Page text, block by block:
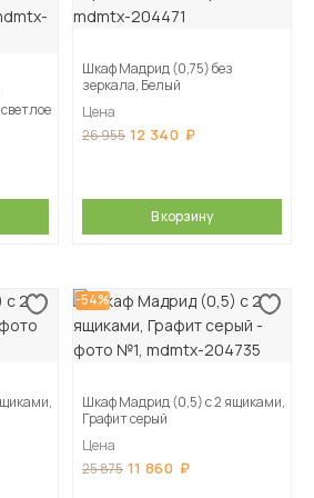
Шкаф Мадрид (0,75) без
зеркала, Белый
Цена
26 955 12 340
В корзину
-54%
Шкаф Мадрид (0,5) с 2 ящиками,
Графит серый
Цена
25 875 11 860